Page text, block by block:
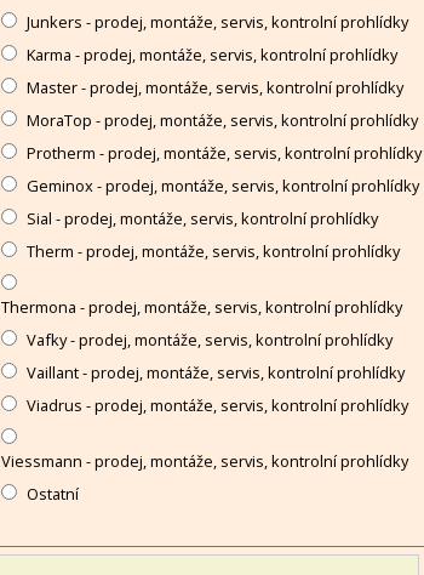
Junkers - prodej, montáže, servis, kontrolní prohlídky
Karma - prodej, montáže, servis, kontrolní prohlídky
Master - prodej, montáže, servis, kontrolní prohlídky
MoraTop - prodej, montáže, servis, kontrolní prohlídky
Protherm - prodej, montáže, servis, kontrolní prohlídky
Geminox - prodej, montáže, servis, kontrolní prohlídky
Sial - prodej, montáže, servis, kontrolní prohlídky
Therm - prodej, montáže, servis, kontrolní prohlídky
Thermona - prodej, montáže, servis, kontrolní prohlídky
Vafky - prodej, montáže, servis, kontrolní prohlídky
Vaillant - prodej, montáže, servis, kontrolní prohlídky
Viadrus - prodej, montáže, servis, kontrolní prohlídky
Viessmann - prodej, montáže, servis, kontrolní prohlídky
Ostatní